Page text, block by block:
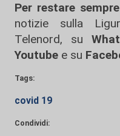
Per restare
notizie sulla
Telenord, su
Youtube e su
Tags:
covid 19
Condividi: